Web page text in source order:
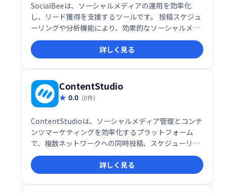
SocialBeeは、ソーシャルメディアの運用を効率化
し、リード獲得を支援するツールです。 投稿スケジュ
ーリングや分析機能により、効果的なソーシャルメデ
ィアマーケティングを実現します。 より多くの顧客を
獲得し、ビジネスを成長させるための強力なツールと
してご活用ください。
詳しく見る
ContentStudio
0.0 (0件)
ContentStudioは、ソーシャルメディア管理とコンテ
ンツマーケティングを効率化するプラットフォーム
で、複数ネットワークへの同時投稿、スケジューリン
グ、パフォーマンス分析などの機能を提供します。エ
ンゲージメント向上、ブランド認知拡大を支援し、効
率的なマーケティング戦略を実現します。
詳しく見る